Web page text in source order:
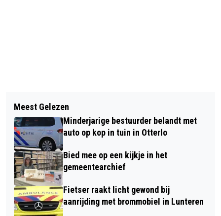
VERDACHTE AANGEHOUDEN NA
ONTVOERING KINDJE
BOEREN KRIJGEN 2 WEKEN EXTRA
VOOR UITRIJDEN MEST ZEGT
MINISTER FEMKE WIERSMA
Meest Gelezen
Minderjarige bestuurder belandt met
auto op kop in tuin in Otterlo
Bied mee op een kijkje in het
gemeentearchief
Fietser raakt licht gewond bij
aanrijding met brommobiel in Lunteren